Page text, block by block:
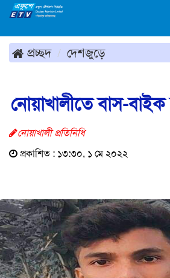
প্রচ্ছদ দেশজুড়ে
নোয়াখালীতে বাস-বাইক
নোয়াখালী প্রতিনিধি
প্রকাশিত : ১৩:৩০, ১ মে ২০২২